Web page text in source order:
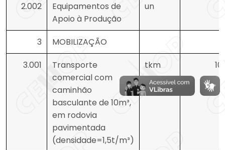
2.002
Equipamentos de
Apoio à Produção
un
3
MOBILIZAÇÃO
3.001
Transporte
comercial com
caminhão
basculante de 10m³,
em rodovia
pavimentada
(densidade=1,5t/m³)
tkm